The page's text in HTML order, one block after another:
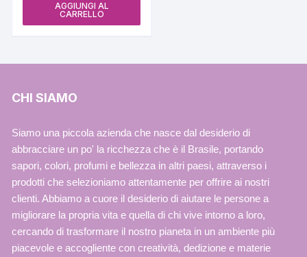
AGGIUNGI AL
CARRELLO
CHI SIAMO
Siamo una piccola azienda che nasce dal desiderio di
abbracciare un po' la ricchezza che è il Brasile, portando
sapori, colori, profumi e bellezza in altri paesi, attraverso i
prodotti che selezioniamo attentamente per offrire ai nostri
clienti. Abbiamo a cuore il desiderio di aiutare le persone a
migliorare la propria vita e quella di chi vive intorno a loro,
cercando di trasformare il nostro pianeta in un ambiente più
piacevole e accogliente con creatività, dedizione e materie